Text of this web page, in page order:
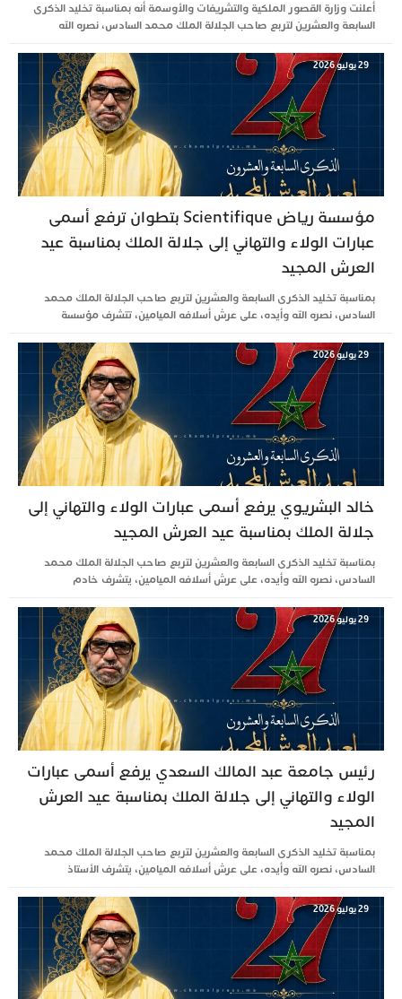
أعلنت وزارة القصور الملكية والتشريفات والأوسمة أنه بمناسبة تخليد الذكرى
السابعة والعشرين لتربع صاحب الجلالة الملك محمد السادس، نصره الله
مؤسسة رياض Scientifique بتطوان ترفع أسمى
عبارات الولاء والتهاني إلى جلالة الملك بمناسبة عيد
العرش المجيد
بمناسبة تخليد الذكرى السابعة والعشرين لتربع صاحب الجلالة الملك محمد
السادس، نصره الله وأيده، على عرش أسلافه الميامين، تتشرف مؤسسة
خالد البشريوي يرفع أسمى عبارات الولاء والتهاني إلى
جلالة الملك بمناسبة عيد العرش المجيد
بمناسبة تخليد الذكرى السابعة والعشرين لتربع صاحب الجلالة الملك محمد
السادس، نصره الله وأيده، على عرش أسلافه الميامين، يتشرف خادم
رئيس جامعة عبد المالك السعدي يرفع أسمى عبارات
الولاء والتهاني إلى جلالة الملك بمناسبة عيد العرش
المجيد
بمناسبة تخليد الذكرى السابعة والعشرين لتربع صاحب الجلالة الملك محمد
السادس، نصره الله وأيده، على عرش أسلافه الميامين، يتشرف الأستاذ